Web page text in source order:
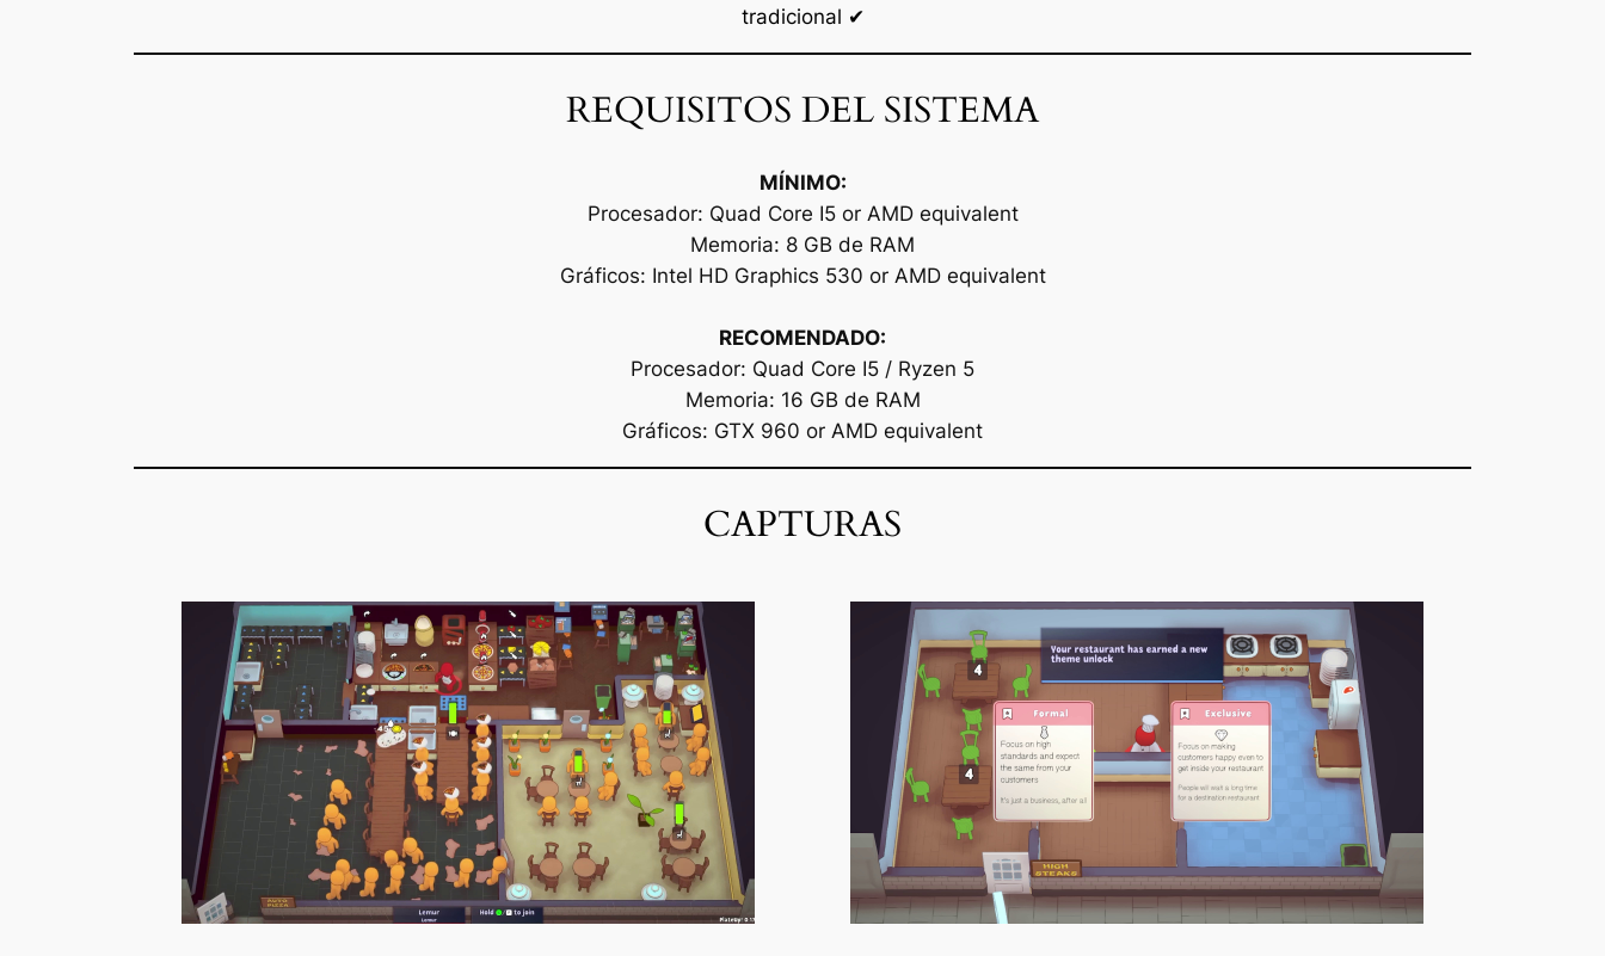
tradicional ✔
REQUISITOS DEL SISTEMA
MÍNIMO:
Procesador: Quad Core I5 or AMD equivalent
Memoria: 8 GB de RAM
Gráficos: Intel HD Graphics 530 or AMD equivalent
RECOMENDADO:
Procesador: Quad Core I5 / Ryzen 5
Memoria: 16 GB de RAM
Gráficos: GTX 960 or AMD equivalent
CAPTURAS